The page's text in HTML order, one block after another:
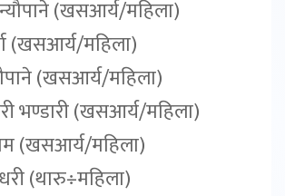
(खसआर्य/महिला)
(खसआर्य/महिला)
(खसआर्य/महिला)
भण्डारी (खसआर्य/महिला)
(खसआर्य/महिला)
(थारु÷महिला)